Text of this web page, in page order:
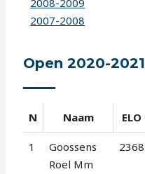
2008-2009
2007-2008
Open 2020-2021
N Naam ELO
1
Goossens
Roel Mm
2368